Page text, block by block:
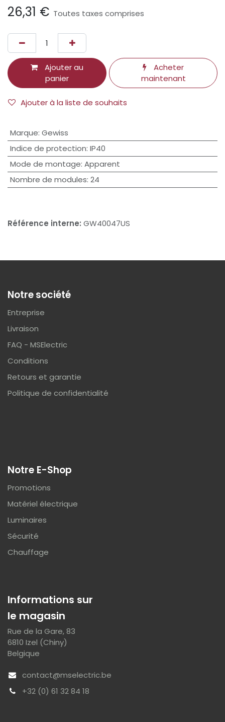
26,31 € Toutes taxes comprises
Ajouter au
panier
Acheter
maintenant
Ajouter à la liste de souhaits
Marque: Gewiss
Indice de protection: IP40
Mode de montage: Apparent
Nombre de modules: 24
Référence interne: GW40047US
Informations sur
le magasin
Rue de la Gare, 83
6810 Izel (Chiny)
Belgique
contact@mselectric.be
+32 (0) 61 32 84 18
Notre société
Entreprise
Livraison
FAQ - MSElectric
Conditions
Retours et garantie
Politique de confidentialité
Notre E-Shop
Promotions
Matériel électrique
Luminaires
Sécurité
Chauffage